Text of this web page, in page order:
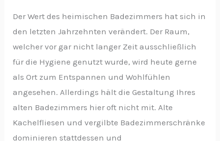
Der Wert des heimischen Badezimmers hat sich in
den letzten Jahrzehnten verändert. Der Raum,
welcher vor gar nicht langer Zeit ausschließlich
für die Hygiene genutzt wurde, wird heute gerne
als Ort zum Entspannen und Wohlfühlen
angesehen. Allerdings hält die Gestaltung Ihres
alten Badezimmers hier oft nicht mit. Alte
Kachelfliesen und vergilbte Badezimmerschränke
dominieren stattdessen und